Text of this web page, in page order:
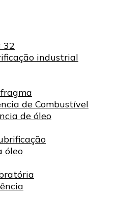
32
industrial
de Combustível
de óleo
óleo